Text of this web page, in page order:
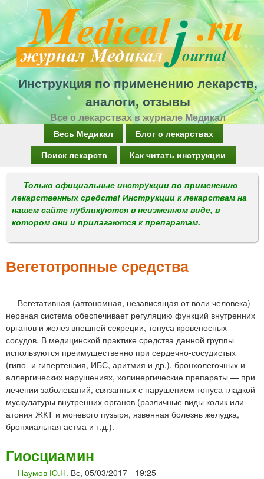
Перейти
к
основному
содержанию
Инструкция по применению лекарств,
аналоги, отзывы
Все о лекарствах в журнале Медикал
н
о
е
м
ю
Весь Медикал
Блог о лекарствах
Поиск лекарств
Как читать инструкции
Только официальные инструкции по применению
лекарственных средств! Инструкции к лекарствам на
нашем сайте публикуются в неизменном виде, в
котором они и прилагаются к препаратам.
Вегетотропные средства
Вегетативная (автономная, независящая от воли человека)
нервная система обеспечивает регуляцию функций внутренних
органов и желез внешней секреции, тонуса кровеносных
сосудов. В медицинской практике средства данной группы
используются преимущественно при сердечно-сосудистых
(гипо- и гипертензия, ИБС, аритмия и др.), бронхолегочных и
аллергических нарушениях, холинергические препараты — при
лечении заболеваний, связанных с нарушением тонуса гладкой
мускулатуры внутренних органов (различные виды колик или
атония ЖКТ и мочевого пузыря, язвенная болезнь желудка,
бронхиальная астма и т.д.).
Гиосциамин
Наумов Ю.Н. Вс, 05/03/2017 - 19:25